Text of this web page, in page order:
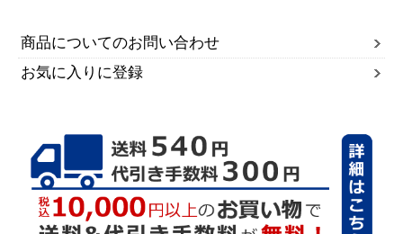
商品についてのお問い合わせ
お気に入りに登録